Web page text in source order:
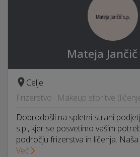
Mateja Jančič
Celje
Frizerstvo · Makeup storitve
Dobrodošli na spletni strani
s.p., kjer se posvetimo vašim
področju frizerstva in ličenja.
Več